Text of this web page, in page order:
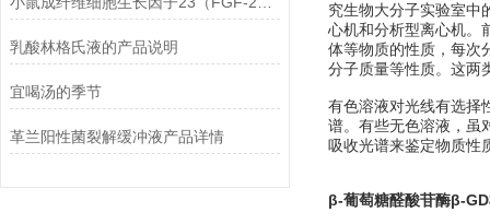
乳酸林格氏液的产品说明
宜喝汤的季节
革兰阳性菌裂解缓冲液产品详情
究生物大分子实验室中
心机和分析型离心机。
体等物质的性质，每次
分子质量等性质。这两
有色溶液对光线有选择
谱。有些无色溶液，虽
吸收光谱来鉴定物质性
β-葡萄糖醛酸苷酶β-